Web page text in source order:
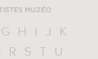
MUZÉO
G H I J
K
R S T
U